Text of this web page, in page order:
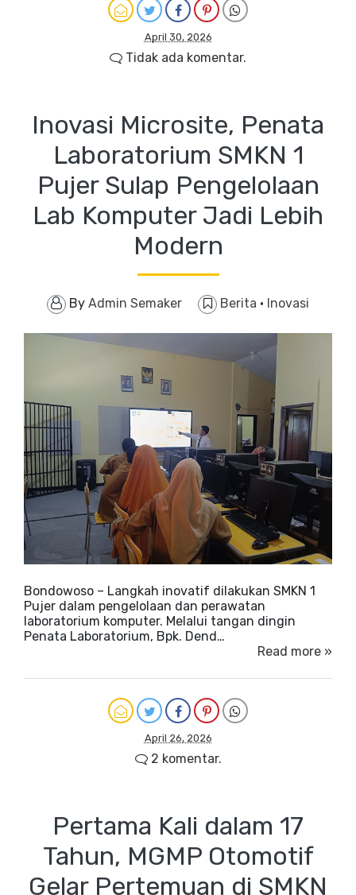
April 30, 2026
Tidak ada komentar.
Inovasi Microsite, Penata
Laboratorium SMKN 1
Pujer Sulap Pengelolaan
Lab Komputer Jadi Lebih
Modern
By Admin Semaker Berita · Inovasi
Bondowoso – Langkah inovatif dilakukan SMKN 1
Pujer dalam pengelolaan dan perawatan
laboratorium komputer. Melalui tangan dingin
Penata Laboratorium, Bpk. Dend…
Read more »
April 26, 2026
2 komentar.
Pertama Kali dalam 17
Tahun, MGMP Otomotif
Gelar Pertemuan di SMKN